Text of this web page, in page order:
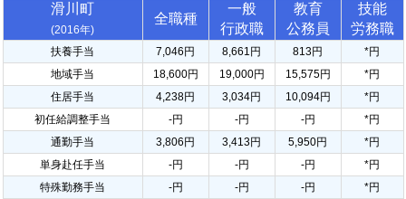
滑川町
(2016年)
全職種
一般
行政職
教育
公務員
技能
労務職
扶養手当 7,046円 8,661円 813円
*円
地域手当
18,600円 19,000円 15,575円
*円
住居手当
4,238円 3,034円 10,094円
*円
初任給調整手当
-円 -円 -円
*円
通勤手当
3,806円 3,413円 5,950円
*円
単身赴任手当
-円 -円 -円
*円
特殊勤務手当
-円 -円 -円
*円